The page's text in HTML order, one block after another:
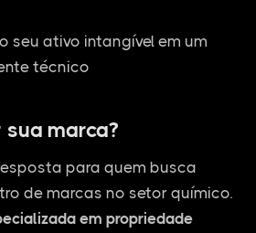
seu ativo intangível em um
técnico
marca?
para quem busca
de marcas no setor químico.
em propriedade